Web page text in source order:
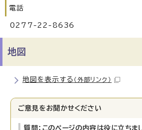
電話
0277-22-8636
地図
地図を表示する （外部リンク）
ご意見をお聞かせください
質問：このページの内容は役に立ちま